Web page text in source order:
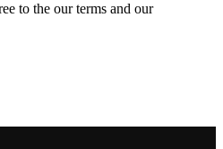
to the our terms and our